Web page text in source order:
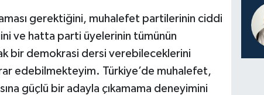
gerektiğini, muhalefet partilerinin ciddi
ve hatta parti üyelerinin tümünün
bir demokrasi dersi verebileceklerini
edebilmekteyim. Türkiye’de muhalefet,
güçlü bir adayla çıkamama deneyimini